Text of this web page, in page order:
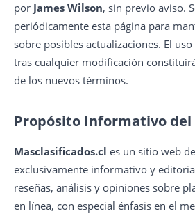
por James Wilson, sin previo aviso.
periódicamente esta página para
sobre posibles actualizaciones. El
tras cualquier modificación
de los nuevos términos.
Propósito Informativo del
Masclasificados.cl es un sitio web
exclusivamente informativo y
reseñas, análisis y opiniones sobre
en línea, con especial énfasis en el